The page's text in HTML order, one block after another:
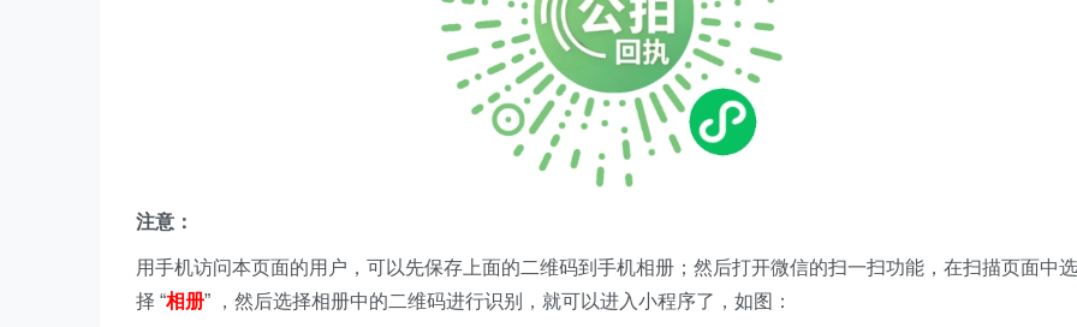
注意：
用手机访问本页面的用户，可以先保存上面的二维码到手机相册；然后打开微信的扫一扫功能，在扫描页面中选
择 “相册” ，然后选择相册中的二维码进行识别，就可以进入小程序了，如图：